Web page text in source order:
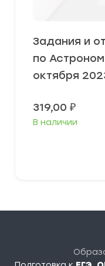
Задания и
по
октября
319,00 ₽
В наличии